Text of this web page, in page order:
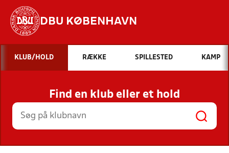
DBU KØBENHAVN
Hvad vil du søge efter?
INDHOLD OG NYHEDER
STILLINGER, RESULTATER, KLUBBER OG
HOLD
KLUB/HOLD RÆKKE SPILLESTED KAMP
Find en klub eller et hold